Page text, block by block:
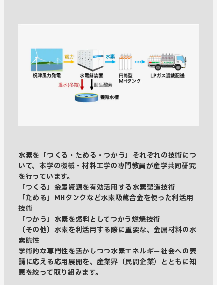
水素を「つくる・ためる・つかう」それぞれの技術につ
いて、本学の機械・材料工学の専門教員が産学共同研究
を行っています。
「つくる」金属資源を有効活用する水素製造技術
「ためる」MHタンクなど水素吸蔵合金を使った利活用
技術
「つかう」水素を燃料としてつかう燃焼技術
（その他）水素を利活用する際に重要な、金属材料の水
素脆性
学術的な専門性を活かしつつ水素エネルギー社会への要
請に応える応用展開を、産業界（民間企業）とともに知
恵を絞って取り組みます。